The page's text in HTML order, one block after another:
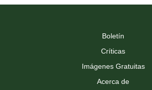
Boletín
Críticas
Imágenes Gratuitas
Acerca de